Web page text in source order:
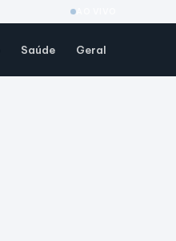
Saúde Geral